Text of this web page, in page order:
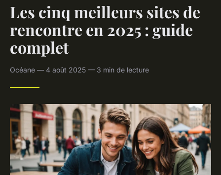
Les cinq meilleurs sites de
rencontre en 2025 : guide
complet
Océane — 4 août 2025 — 3 min de lecture